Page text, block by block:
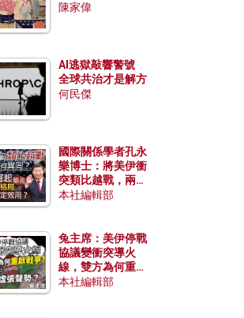
陳家偉
AI逃獄敲響警號
全球共治才是解方
何民傑
國際關係學者孔永
樂博士：將美伊衝
突類比越戰，兩者
有何異同？中國崛
本社編輯部
兔主席：美伊停戰
協議變衝突導火
線，雙方為何重啟
戰爭？伊朗一早洞
本社編輯部